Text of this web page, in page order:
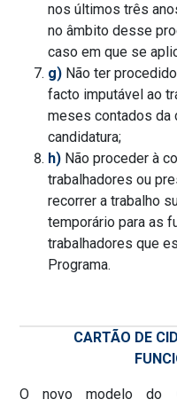
nos últimos três
no âmbito desse
caso em que se
g) Não ter
facto imputável ao
meses contados da
candidatura;
h) Não proceder à
trabalhadores ou
recorrer a trabalho
temporário para as
trabalhadores que
Programa.
CARTÃO DE
O novo modelo do